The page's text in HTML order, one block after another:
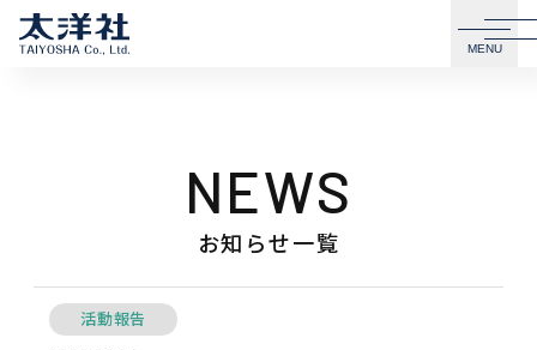
MENU
NEWS
お知らせ一覧
活動報告
有機乾燥しいたけ 寄付 の詳細ページへ